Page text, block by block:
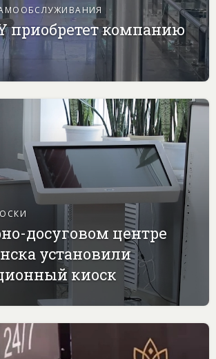
приобретет компанию
досуговом центре
установили
киоск